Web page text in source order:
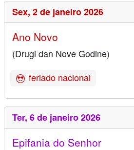
Sex, 2 de janeiro 2026
Ano Novo
(Drugi dan Nove Godine)
feriado nacional
Ter, 6 de janeiro 2026
Epifania do Senhor